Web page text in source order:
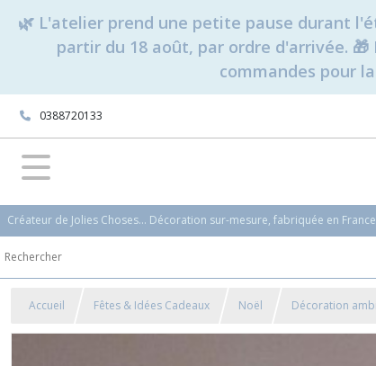
🌿 L'atelier prend une petite pause durant
partir du 18 août, par ordre d'arrivée. 🎁
commandes pour
0388720133
Créateur de Jolies Choses... Décoration sur-mesure, fabriquée en
Accueil Fêtes & Idées Cadeaux Noël Décoration